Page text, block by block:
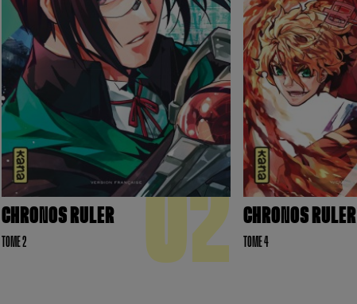
CHRONOS RULER
TOME 2 02 CHRONOS RULER
TOME 4